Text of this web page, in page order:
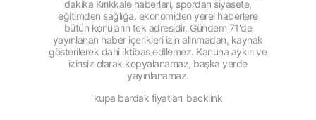
dakika Kırıkkale haberleri, spordan siyasete,
eğitimden sağlığa, ekonomiden yerel haberlere
bütün konuların tek adresidir. Gündem 71'de
yayınlanan haber içerikleri izin alınmadan, kaynak
gösterilerek dahi iktibas edilemez. Kanuna aykırı ve
izinsiz olarak kopyalanamaz, başka yerde
yayınlanamaz.
kupa bardak fiyatları backlink